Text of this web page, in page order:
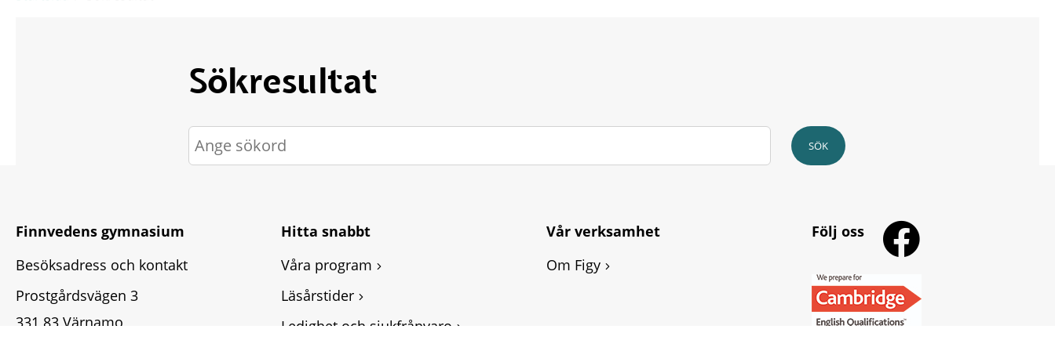
Sökresultat
SÖK
Finnvedens gymnasium
Besöksadress och kontakt
Prostgårdsvägen 3
331 83 Värnamo
Hitta snabbt
Våra program
Läsårstider
Ledighet och sjukfrånvaro
Vår verksamhet
Om Figy
Följ oss